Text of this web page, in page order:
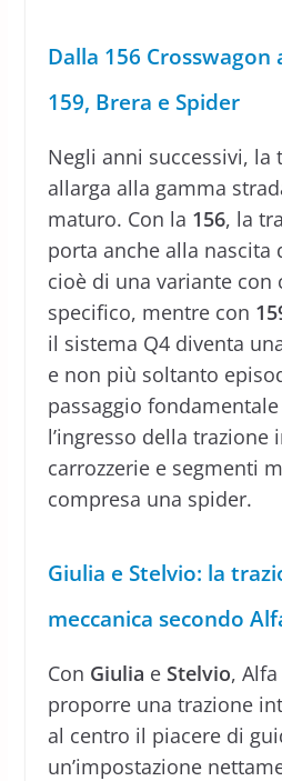
Dalla 156
159, Brera e Spider
Negli anni successivi, la
allarga alla gamma
maturo. Con la 156, la
porta anche alla nascita
cioè di una variante con
specifico, mentre con
il sistema Q4 diventa
e non più soltanto
passaggio
l’ingresso della trazione
carrozzerie e segmenti
compresa una spider.
Giulia e Stelvio: la
meccanica secondo
Con Giulia e Stelvio,
proporre una trazione
al centro il piacere di
un’impostazione